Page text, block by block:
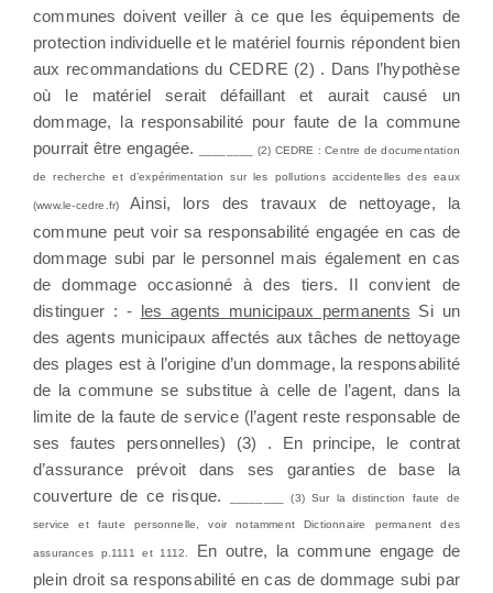
communes doivent veiller à ce que les équipements de
protection individuelle et le matériel fournis répondent bien
aux recommandations du CEDRE (2) . Dans l’hypothèse
où le matériel serait défaillant et aurait causé un
dommage, la responsabilité pour faute de la commune
pourrait être engagée.
________ (2) CEDRE : Centre de documentation
de recherche et d’expérimentation sur les pollutions accidentelles des eaux
(www.le-cedre.fr)
Ainsi, lors des travaux de nettoyage, la
commune peut voir sa responsabilité engagée en cas de
dommage subi par le personnel mais également en cas
de dommage occasionné à des tiers. Il convient de
distinguer : - les agents municipaux permanents Si un
des agents municipaux affectés aux tâches de nettoyage
des plages est à l’origine d’un dommage, la responsabilité
de la commune se substitue à celle de l’agent, dans la
limite de la faute de service (l’agent reste responsable de
ses fautes personnelles) (3) . En principe, le contrat
d’assurance prévoit dans ses garanties de base la
couverture de ce risque.
________ (3) Sur la distinction faute de
service et faute personnelle, voir notamment Dictionnaire permanent des
assurances p.1111 et 1112.
En outre, la commune engage de
plein droit sa responsabilité en cas de dommage subi par